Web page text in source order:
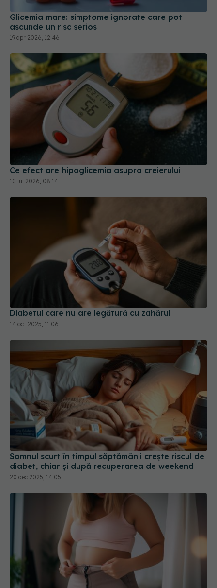
Ce efect are hipoglicemia asupra creierului
10 iul 2026, 08:14
Diabetul care nu are legătură cu zahărul
14 oct 2025, 11:06
Somnul scurt în timpul săptămânii crește riscul de
diabet, chiar și după recuperarea de weekend
20 dec 2025, 14:05
Rezistența la insulină: De ce te îngrași pe burtă,
indicele HOMA și tratamentul corect